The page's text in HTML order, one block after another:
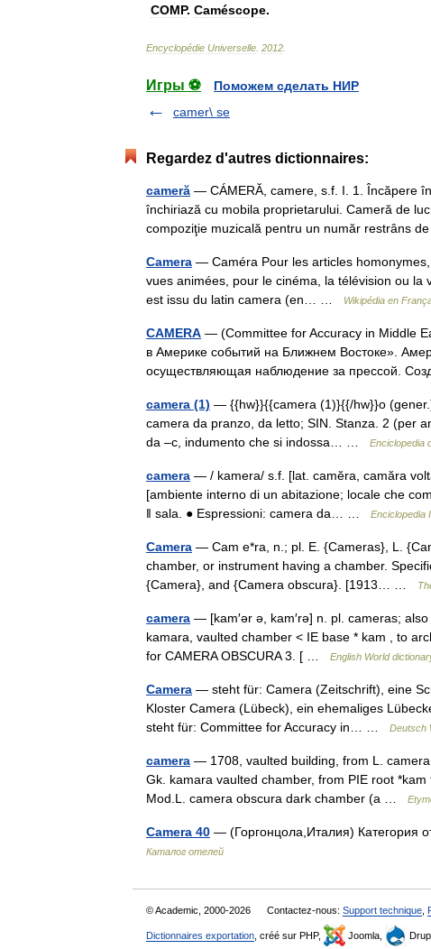
COMP. Caméscope.
Encyclopédie Universelle 2012
Игры ⚽
Поможем сделать НИР
camer\ se
Regardez d'autres dictionnaires:
cameră — CÁMERĂ, camere, s.f. I. 1. Încăpere
închiriază cu mobila proprietarului. Cameră de
compoziţie muzicală pentru un număr restrâns
Camera — Caméra Pour les articles
vues animées, pour le cinéma, la télévision ou
est issu du latin camera (en… …
Wikipédia en
CAMERA — (Committee for Accuracy in Middle
в Америке событий на Ближнем Востоке».
осуществляющая наблюдение за прессой.
camera (1) — {{hw}}{{camera (1)}{{/hw}}o
camera da pranzo, da letto; SIN. Stanza. 2 (per
da –c, indumento che si indossa… …
Enciclopedia
camera — / kamera/ s.f. [lat. camĕra, camăra
[ambiente interno di un abitazione; locale che
‖ sala. ● Espressioni: camera da… …
Enciclopedia
Camera — Cam e*ra, n.; pl. E. {Cameras}, L.
chamber, or instrument having a chamber.
{Camera}, and {Camera obscura}. [1913… …
camera — [kam′ər ə, kam′rə] n. pl. cameras;
kamara, vaulted chamber < IE base * kam , to
for CAMERA OBSCURA 3. [ …
English World
Camera — steht für: Camera (Zeitschrift), eine
Kloster Camera (Lübeck), ein ehemaliges
steht für: Committee for Accuracy in… …
Deutsch
camera — 1708, vaulted building, from L.
Gk. kamara vaulted chamber, from PIE root
Mod.L. camera obscura dark chamber (a …
Camera 40 — (Горгонцола,Италия) Категория
Каталог отелей
© Academic, 2000-2026 Contactez-nous: Support technique
Dictionnaires exportation , créé sur PHP, Joomla,